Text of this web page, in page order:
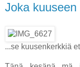
Joka
...se kuusenkerkkiä